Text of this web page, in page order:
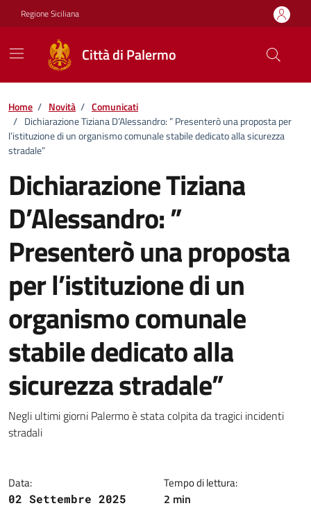
Vai ai contenuti
Vai al footer
Regione Siciliana
Città di Palermo
Home / Novità / Comunicati
/ Dichiarazione Tiziana D’Alessandro: ” Presenterò una proposta per
l’istituzione di un organismo comunale stabile dedicato alla sicurezza
stradale”
Dichiarazione Tiziana
D’Alessandro: ”
Presenterò una proposta
per l’istituzione di un
organismo comunale
stabile dedicato alla
sicurezza stradale”
Dettagli della notizia
Negli ultimi giorni Palermo è stata colpita da tragici incidenti
stradali
Data:
02 Settembre 2025
Tempo di lettura:
2 min